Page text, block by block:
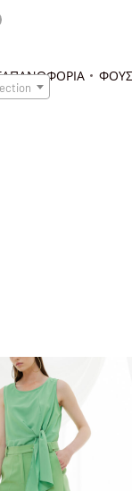
ΠΑΝΩΦΟΡΙΑ